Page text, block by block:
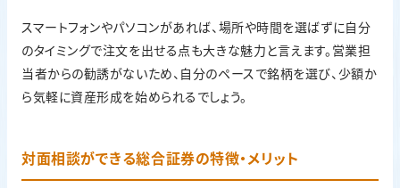
スマートフォンやパソコンがあれば、場所や時間を選ばずに自分
のタイミングで注文を出せる点も大きな魅力と言えます。営業担
当者からの勧誘がないため、自分のペースで銘柄を選び、少額か
ら気軽に資産形成を始められるでしょう。
対面相談ができる総合証券の特徴・メリット